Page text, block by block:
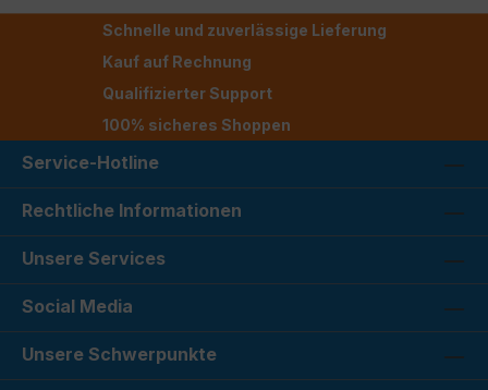
Schnelle und zuverlässige Lieferung
Kauf auf Rechnung
Qualifizierter Support
100% sicheres Shoppen
Service-Hotline
Rechtliche Informationen
Unsere Services
Social Media
Unsere Schwerpunkte